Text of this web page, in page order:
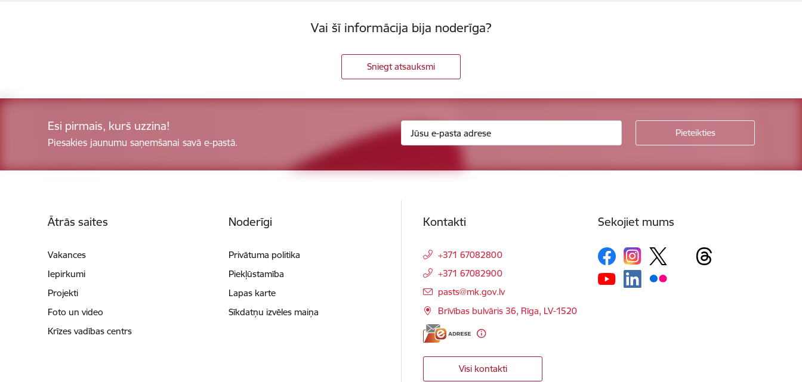
Vai šī informācija bija noderīga?
Sniegt atsauksmi
Esi pirmais, kurš uzzina!
Piesakies jaunumu saņemšanai savā e-pastā.
Ātrās saites
Vakances
Iepirkumi
Projekti
Foto un video
Krīzes vadības centrs
Noderīgi
Privātuma politika
Piekļūstamība
Lapas karte
Sīkdatņu izvēles maiņa
Kontakti
+371 67082800
+371 67082900
E-pasts:
pasts@mk.gov.lv
Brīvības bulvāris 36, Rīga, LV-1520
Visi kontakti
Sekojiet mums